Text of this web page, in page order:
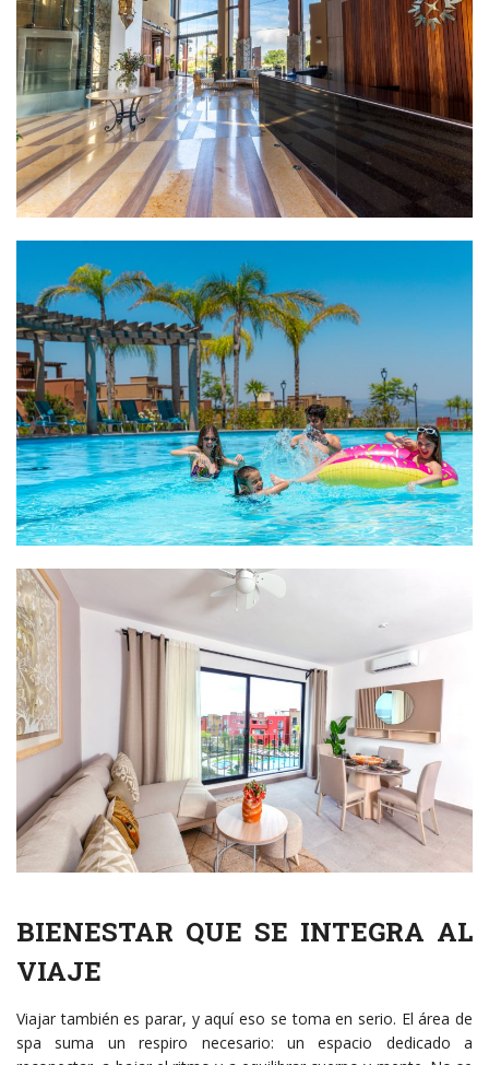
BIENESTAR QUE SE INTEGRA AL
VIAJE
Viajar también es parar, y aquí eso se toma en serio. El área de
spa suma un respiro necesario: un espacio dedicado a